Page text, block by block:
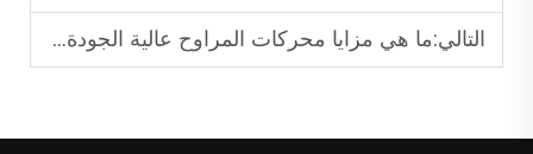
التالي:ما هي مزايا محركات المراوح عالية الجودة لتكييف الهواء؟